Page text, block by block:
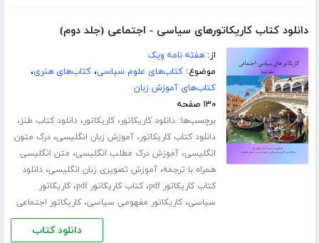
دانلود کتاب کاریکاتورهای سیاسی - اجتماعی (جلد دوم)
از:هفته نامه ویک
موضوع:کتاب‌های علوم سیاسی،کتاب‌های هنری،
کتاب‌های آموزش زبان
۱۳۰ صفحه
برچسب‌ها:دانلود کاریکاتور،کاریکاتور،دانلود کتاب طنز،
دانلود کتاب کاریکاتور،آموزش زبان انگلیسی،درک متون
انگلیسی،آموزش درک مطلب انگلیسی، متن انگلیسی
همراه با ترجمه،آموزش تصویری زبان انگلیسی،دانلود
کتاب کاریکاتور pdf
،کتاب کاریکاتور pdf ،کاریکاتور
سیاسی،کاریکاتور مفهومی سیاسی،کاریکاتور اجتماعی
دانلود کتاب